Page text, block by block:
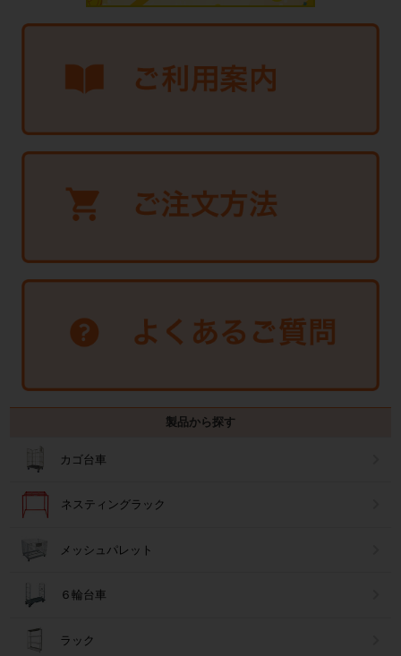
製品から探す
カゴ台車
ネスティングラック
メッシュパレット
６輪台車
ラック